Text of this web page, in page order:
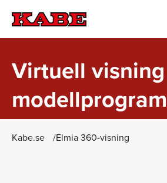
Virtuell
Kabe.se Elmia 360-visning